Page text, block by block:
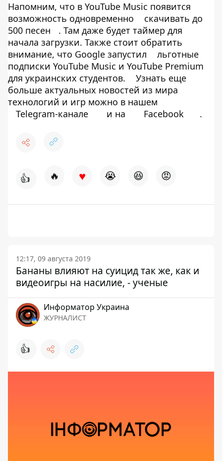
Напомним, что в YouTube Music появится
возможность одновременно
скачивать до
500 песен
. Там даже будет таймер для
начала загрузки. Также стоит обратить
внимание, что Google запустил
льготные
подписки YouTube Music и YouTube Premium
для украинских студентов.
Узнать еще
больше актуальных новостей из мира
технологий и игр можно в нашем
Telegram-канале
и на Facebook .
👍 🔥 ♥ 😭 😆 😡
12:17, 09 августа 2019
Бананы влияют на суицид так же, как и
видеоигры на насилие, - ученые
Информатор Украина
ЖУРНАЛИСТ
👍